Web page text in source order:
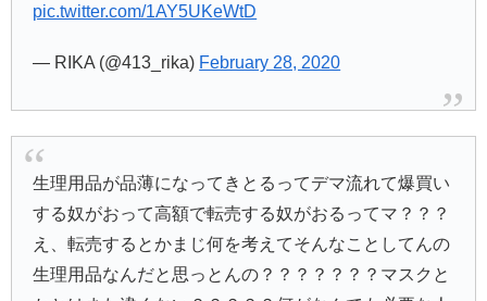
pic.twitter.com/1AY5UKeWtD
— RIKA (@413_rika) February 28, 2020
生理用品が品薄になってきとるってデマ流れて爆買い
する奴がおって高額で転売する奴がおるってマ？？？
え、転売するとかまじ何を考えてそんなことしてんの
生理用品なんだと思っとんの？？？？？？？マスクと